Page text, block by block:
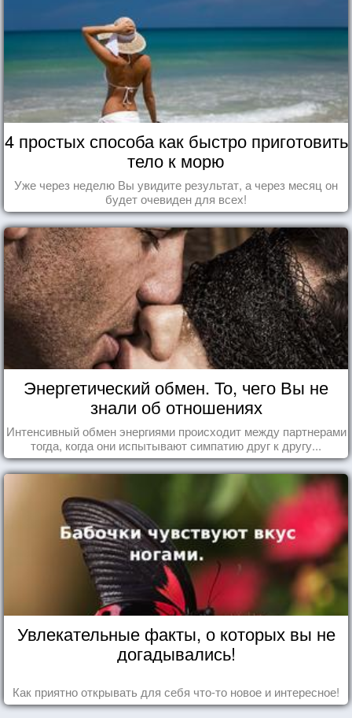
4 простых способа как быстро приготовить
тело к морю
Уже через неделю Вы увидите результат, а через месяц он
будет очевиден для всех!
Энергетический обмен. То, чего Вы не
знали об отношениях
Интенсивный обмен энергиями происходит между партнерами
тогда, когда они испытывают симпатию друг к другу...
Увлекательные факты, о которых вы не
догадывались!
Как приятно открывать для себя что-то новое и интересное!